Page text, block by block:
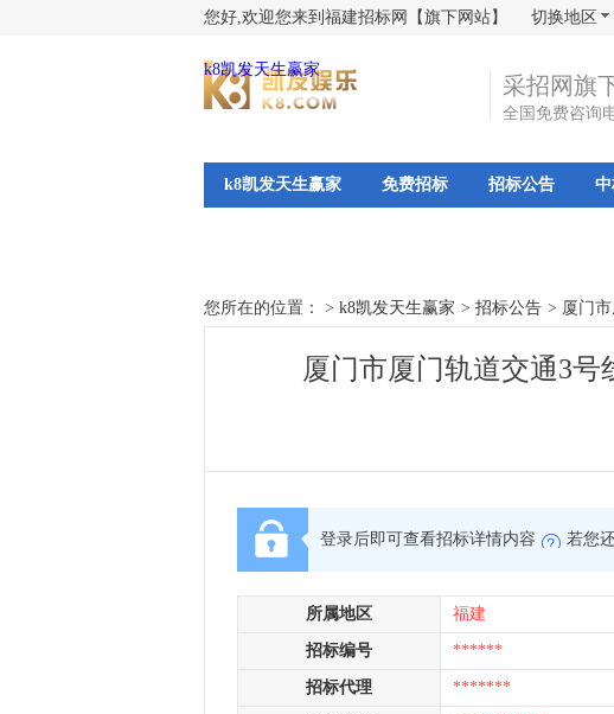
您好,欢迎您来到福建招标网【旗下网站】 切换地区
k8凯发天生赢家
采招网旗
全国免费咨询
k8凯发天生赢家 免费招标 招标公告
您所在的位置： > k8凯发天生赢家 > 招标公告 > 厦门
厦门市厦门轨道交通3
登录后即可查看招标详情内容 若您
所属地区 福建
招标编号 ******
招标代理 *******